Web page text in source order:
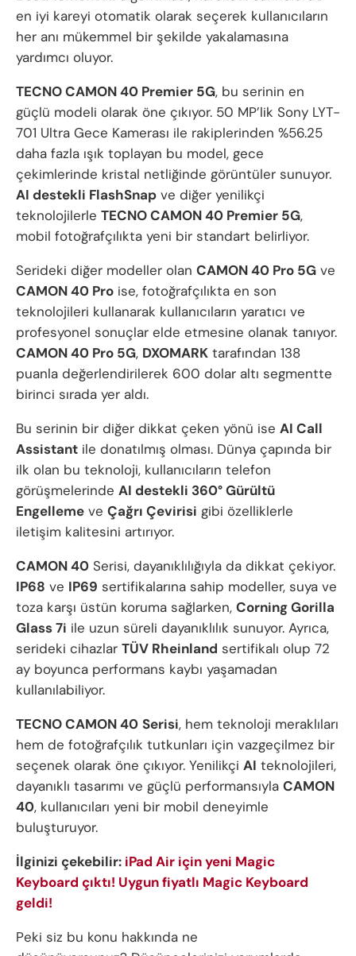
en iyi kareyi otomatik olarak seçerek kullanıcıların
her anı mükemmel bir şekilde yakalamasına
yardımcı oluyor.
TECNO CAMON 40 Premier 5G, bu serinin en
güçlü modeli olarak öne çıkıyor. 50 MP’lik Sony LYT-
701 Ultra Gece Kamerası ile rakiplerinden %56.25
daha fazla ışık toplayan bu model, gece
çekimlerinde kristal netliğinde görüntüler sunuyor.
AI destekli FlashSnap ve diğer yenilikçi
teknolojilerle TECNO CAMON 40 Premier 5G,
mobil fotoğrafçılıkta yeni bir standart belirliyor.
Serideki diğer modeller olan CAMON 40 Pro 5G ve
CAMON 40 Pro ise, fotoğrafçılıkta en son
teknolojileri kullanarak kullanıcıların yaratıcı ve
profesyonel sonuçlar elde etmesine olanak tanıyor.
CAMON 40 Pro 5G, DXOMARK tarafından 138
puanla değerlendirilerek 600 dolar altı segmentte
birinci sırada yer aldı.
Bu serinin bir diğer dikkat çeken yönü ise AI Call
Assistant ile donatılmış olması. Dünya çapında bir
ilk olan bu teknoloji, kullanıcıların telefon
görüşmelerinde AI destekli 360° Gürültü
Engelleme ve Çağrı Çevirisi gibi özelliklerle
iletişim kalitesini artırıyor.
CAMON 40 Serisi, dayanıklılığıyla da dikkat çekiyor.
IP68 ve IP69 sertifikalarına sahip modeller, suya ve
toza karşı üstün koruma sağlarken, Corning Gorilla
Glass 7i ile uzun süreli dayanıklılık sunuyor. Ayrıca,
serideki cihazlar TÜV Rheinland sertifikalı olup 72
ay boyunca performans kaybı yaşamadan
kullanılabiliyor.
TECNO CAMON 40 Serisi, hem teknoloji meraklıları
hem de fotoğrafçılık tutkunları için vazgeçilmez bir
seçenek olarak öne çıkıyor. Yenilikçi AI teknolojileri,
dayanıklı tasarımı ve güçlü performansıyla CAMON
40, kullanıcıları yeni bir mobil deneyimle
buluşturuyor.
İlginizi çekebilir: iPad Air için yeni Magic
Keyboard çıktı! Uygun fiyatlı Magic Keyboard
geldi!
Peki siz bu konu hakkında ne